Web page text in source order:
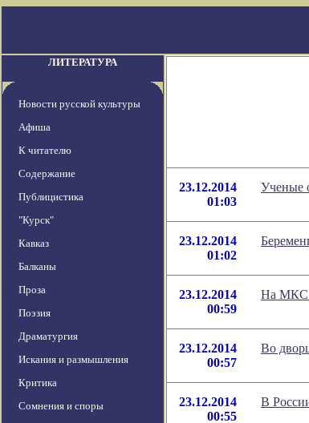
ЛИТЕРАТУРА
Новости русской культуры
Афиша
К читателю
Содержание
Публицистика
"Курск"
Кавказ
Балканы
Проза
Поэзия
Драматургия
Искания и размышления
Критика
Сомнения и споры
23.12.2014
01:03
Ученые
23.12.2014
01:02
23.12.2014
00:59
На МКС
23.12.2014
00:57
Во
23.12.2014
00:55
В